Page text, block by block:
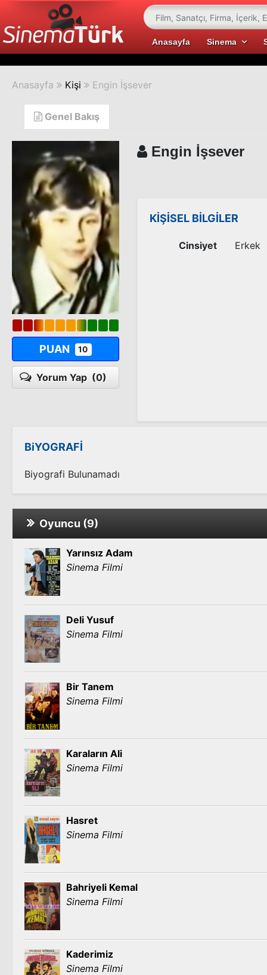
Anasayfa Sinema
Anasayfa Kişi Engin İşsever
Genel Bakış
PUAN 10
Yorum Yap (0)
Engin İşsever
KİŞİSEL BİLGİLER
Cinsiyet Erkek
BiYOGRAFİ
Biyografi Bulunamadı
Oyuncu (9)
Yarınsız Adam
Sinema Filmi
Deli Yusuf
Sinema Filmi
Bir Tanem
Sinema Filmi
Karaların Ali
Sinema Filmi
Hasret
Sinema Filmi
Bahriyeli Kemal
Sinema Filmi
Kaderimiz
Sinema Filmi